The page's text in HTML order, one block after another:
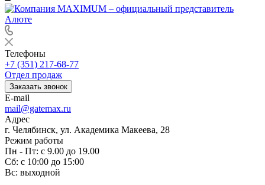
Телефоны
+7 (351) 217-68-77
Отдел продаж
Заказать звонок
E-mail
mail@gatemax.ru
Адрес
г. Челябинск, ул. Академика Макеева, 28
Режим работы
Пн - Пт: с 9.00 до 19.00
Сб: с 10:00 до 15:00
Вс: выходной